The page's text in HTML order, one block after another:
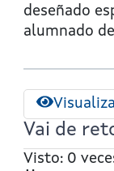
deseñado
alumnado de
Vai de
Visto: 0